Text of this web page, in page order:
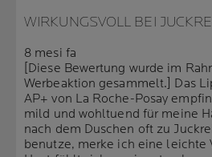
WIRKUNGSVOLL BEI
8 mesi fa
[Diese Bewertung wurde im
Werbeaktion gesammelt.] Das
AP+ von La Roche-Posay
mild und wohltuend für meine
nach dem Duschen oft zu
benutze, merke ich eine leichte